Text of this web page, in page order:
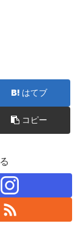
はてブ
コピー